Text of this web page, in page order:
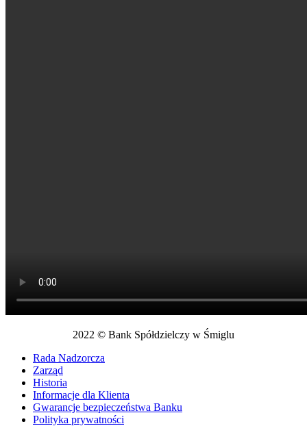
2022 © Bank Spółdzielczy w Śmiglu
Rada Nadzorcza
Zarząd
Historia
Informacje dla Klienta
Gwarancje bezpieczeństwa Banku
Polityka prywatności